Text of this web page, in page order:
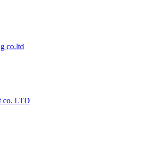
co.ltd
co. LTD